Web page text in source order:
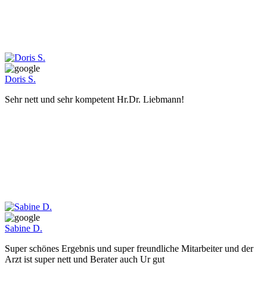
Doris S.
Sehr nett und sehr kompetent Hr.Dr. Liebmann!
Sabine D.
Super schönes Ergebnis und super freundliche Mitarbeiter und der
Arzt ist super nett und Berater auch Ur gut